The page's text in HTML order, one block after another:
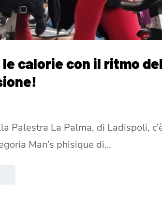
calorie con il ritmo
Palestra La Palma, di Ladispoli,
Man’s phisique di…